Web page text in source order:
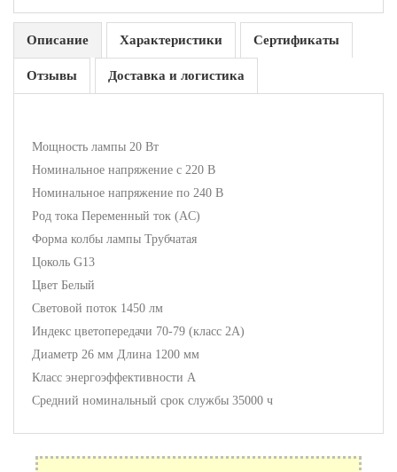
Описание Характеристики Сертификаты
Отзывы Доставка и логистика
Мощность лампы 20 Вт
Номинальное напряжение с 220 В
Номинальное напряжение по 240 В
Род тока Переменный ток (AC)
Форма колбы лампы Трубчатая
Цоколь G13
Цвет Белый
Световой поток 1450 лм
Индекс цветопередачи 70-79 (класс 2А)
Диаметр 26 мм Длина 1200 мм
Класс энергоэффективности A
Средний номинальный срок службы 35000 ч